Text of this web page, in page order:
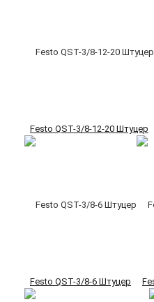
Festo QST-3/8-12-20 Штуцер
Festo QST-3/8-6 Штуцер